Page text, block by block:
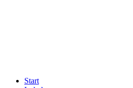
Start